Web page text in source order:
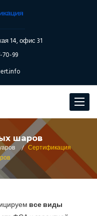
14, офис 31
70-99
Toggle
шаров
/ Сертификация
все виды